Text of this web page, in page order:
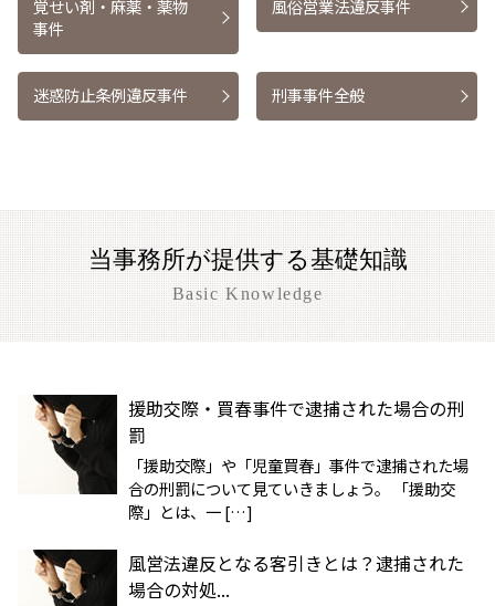
覚せい剤・麻薬・薬物
事件
風俗営業法違反事件
迷惑防止条例違反事件 刑事事件全般
当事務所が提供する基礎知識
Basic Knowledge
援助交際・買春事件で逮捕された場合の刑
罰
「援助交際」や「児童買春」事件で逮捕された場
合の刑罰について見ていきましょう。 「援助交
際」とは、一 […]
風営法違反となる客引きとは？逮捕された
場合の対処...